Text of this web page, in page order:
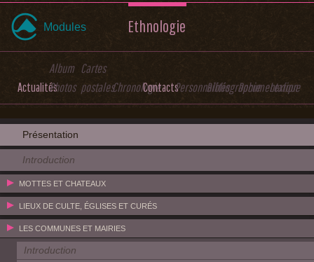
Modules Ethnologie
Actualités
Album
Photos
Cartes
postalesChronologieContactsPersonnalitésBibliographieDocumentation
Lexique
Présentation
Introduction
MOTTES ET CHATEAUX
LIEUX DE CULTE, ÉGLISES ET CURÉS
LES COMMUNES ET MAIRIES
Introduction